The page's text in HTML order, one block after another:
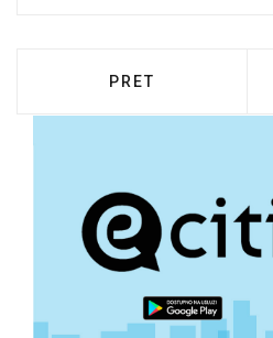
PRETHODNI
PRET